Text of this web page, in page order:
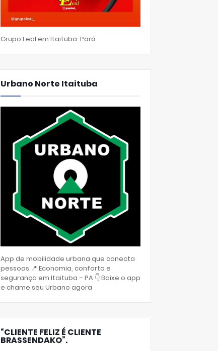
Grupo Leal em Itaituba-Pará
Urbano Norte Itaituba
App de mobilidade urbana que conecta
pessoas 📍 Economia, conforto e
segurança em Itaituba – PA 👇 Baixe o app
e chame seu Urbano agora
“CLIENTE FELIZ É CLIENTE
BRASSENDAKO”.